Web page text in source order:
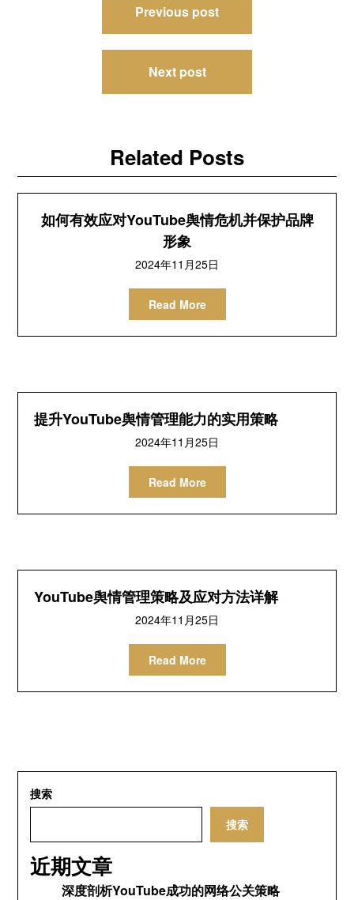
Previous post
Next post
Related Posts
如何有效应对YouTube舆情危机并保护品牌
形象
2024年11月25日
Read More
提升YouTube舆情管理能力的实用策略
2024年11月25日
Read More
YouTube舆情管理策略及应对方法详解
2024年11月25日
Read More
搜索
搜索
近期文章
深度剖析YouTube成功的网络公关策略